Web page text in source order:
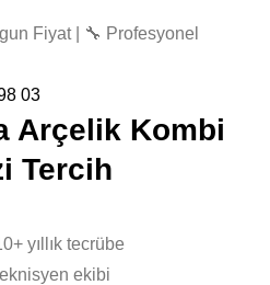
Fiyat | 🔧 Profesyonel
03
Arçelik Kombi
Tercih
yıllık tecrübe
ekibi